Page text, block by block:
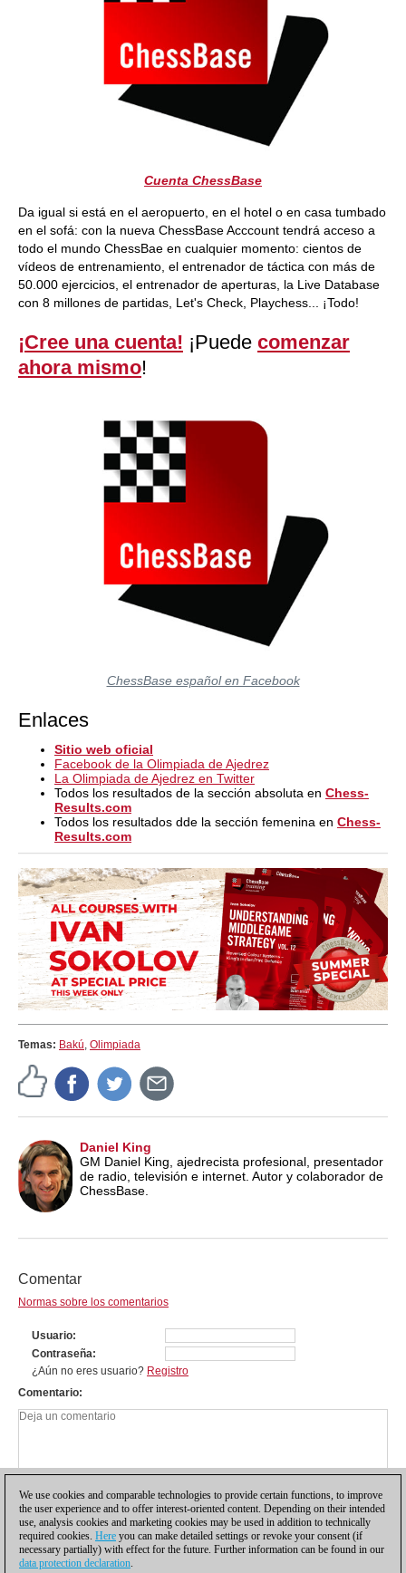
Cuenta ChessBase
Da igual si está en el aeropuerto, en el hotel o en casa tumbado
en el sofá: con la nueva ChessBase Acccount tendrá acceso a
todo el mundo ChessBae en cualquier momento: cientos de
vídeos de entrenamiento, el entrenador de táctica con más de
50.000 ejercicios, el entrenador de aperturas, la Live Database
con 8 millones de partidas, Let's Check, Playchess... ¡Todo!
¡Cree una cuenta! ¡Puede comenzar
ahora mismo!
ChessBase español en Facebook
Enlaces
Sitio web oficial
Facebook de la Olimpiada de Ajedrez
La Olimpiada de Ajedrez en Twitter
Todos los resultados de la sección absoluta en Chess-
Results.com
Todos los resultados dde la sección femenina en Chess-
Results.com
Temas: Bakú, Olimpiada
Daniel King
GM Daniel King, ajedrecista profesional, presentador
de radio, televisión e internet. Autor y colaborador de
ChessBase.
Comentar
Normas sobre los comentarios
Usuario
Contraseña
¿Aún no eres usuario? Registro
Comentario
We use cookies and comparable technologies to provide certain functions, to improve
the user experience and to offer interest-oriented content. Depending on their intended
use, analysis cookies and marketing cookies may be used in addition to technically
required cookies. Here you can make detailed settings or revoke your consent (if
necessary partially) with effect for the future. Further information can be found in our
data protection declaration.